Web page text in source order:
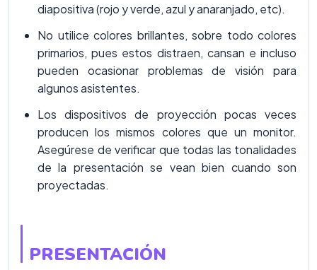
diapositiva (rojo y verde, azul y anaranjado, etc).
No utilice colores brillantes, sobre todo colores
primarios, pues estos distraen, cansan e incluso
pueden ocasionar problemas de visión para
algunos asistentes.
Los dispositivos de proyección pocas veces
producen los mismos colores que un monitor.
Asegúrese de verificar que todas las tonalidades
de la presentación se vean bien cuando son
proyectadas.
PRESENTACIÓN